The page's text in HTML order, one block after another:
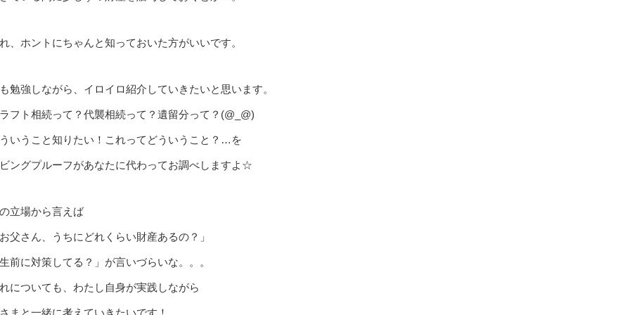
、ホントにちゃんと知っておいた方がいいです。
勉強しながら、イロイロ紹介していきたいと思います。
ラフト相続って？代襲相続って？遺留分って？(@_@)
いうこと知りたい！これってどういうこと？…を
ングプルーフがあなたに代わってお調べしますよ☆
立場から言えば
お父さん、うちにどれくらい財産あるの？」
生前に対策してる？」が言いづらいな。。。
についても、わたし自身が実践しながら
まと一緒に考えていきたいです！